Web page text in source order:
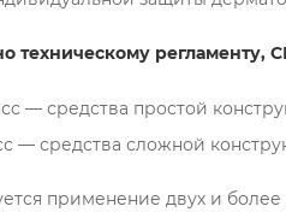
техническому регламенту,
— средства простой
— средства сложной
применение двух и